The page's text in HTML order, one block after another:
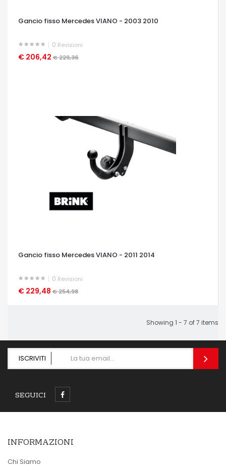
Gancio fisso Mercedes VIANO - 2003 2010
0 Revisioni
€ 206,42 € 229,36
OCCHIATA VELOCE
Gancio fisso Mercedes VIANO - 2011 2014
0 Revisioni
€ 229,48 € 254,98
OCCHIATA VELOCE
Showing 1 - 7 of 7 items
ISCRIVITI
SEGUICI
INFORMAZIONI
Chi Siamo